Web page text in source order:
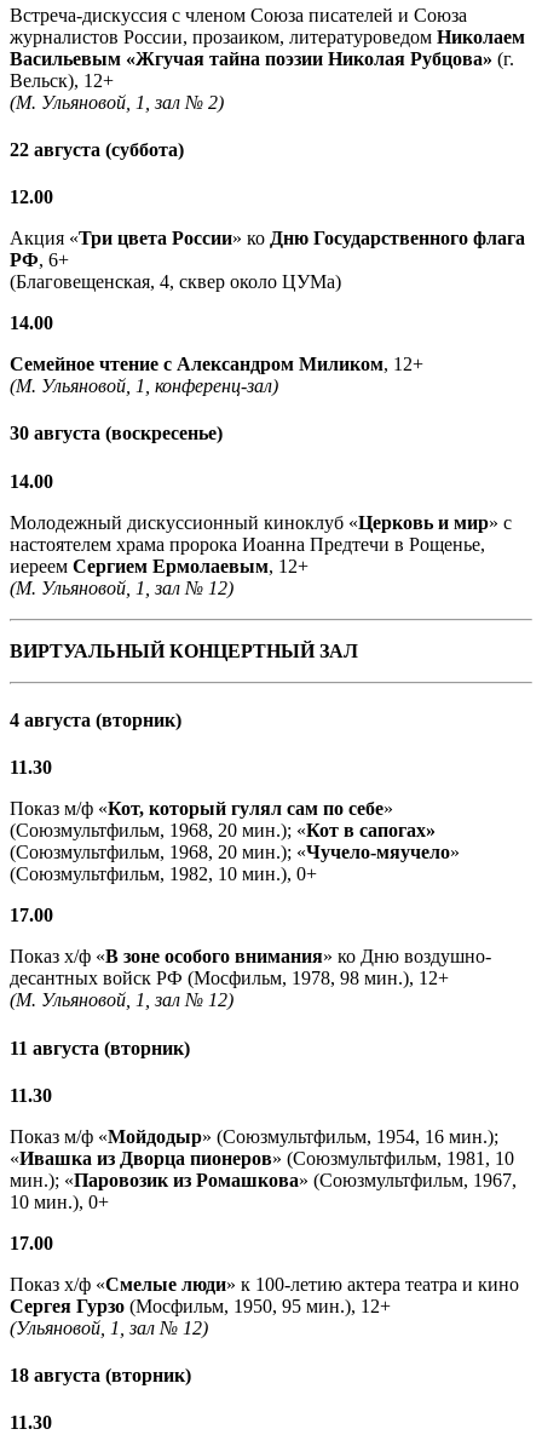
Встреча-дискуссия с членом Союза писателей и Союза
журналистов России, прозаиком, литературоведом Николаем
Васильевым «Жгучая тайна поэзии Николая Рубцова» (г.
Вельск), 12+
(М. Ульяновой, 1, зал № 2)
22 августа (суббота)
12.00
Акция «Три цвета России» ко Дню Государственного флага
РФ, 6+
(Благовещенская, 4, сквер около ЦУМа)
14.00
Семейное чтение с Александром Миликом, 12+
(М. Ульяновой, 1, конференц-зал)
30 августа (воскресенье)
14.00
Молодежный дискуссионный киноклуб «Церковь и мир» с
настоятелем храма пророка Иоанна Предтечи в Рощенье,
иереем Сергием Ермолаевым, 12+
(М. Ульяновой, 1, зал № 12)
ВИРТУАЛЬНЫЙ КОНЦЕРТНЫЙ ЗАЛ
4 августа (вторник)
11.30
Показ м/ф «Кот, который гулял сам по себе»
(Союзмультфильм, 1968, 20 мин.); «Кот в сапогах»
(Союзмультфильм, 1968, 20 мин.); «Чучело-мяучело»
(Союзмультфильм, 1982, 10 мин.), 0+
17.00
Показ х/ф «В зоне особого внимания» ко Дню воздушно-
десантных войск РФ (Мосфильм, 1978, 98 мин.), 12+
(М. Ульяновой, 1, зал № 12)
11 августа (вторник)
11.30
Показ м/ф «Мойдодыр» (Союзмультфильм, 1954, 16 мин.);
«Ивашка из Дворца пионеров» (Союзмультфильм, 1981, 10
мин.); «Паровозик из Ромашкова» (Союзмультфильм, 1967,
10 мин.), 0+
17.00
Показ х/ф «Смелые люди» к 100-летию актера театра и кино
Сергея Гурзо (Мосфильм, 1950, 95 мин.), 12+
(Ульяновой, 1, зал № 12)
18 августа (вторник)
11.30